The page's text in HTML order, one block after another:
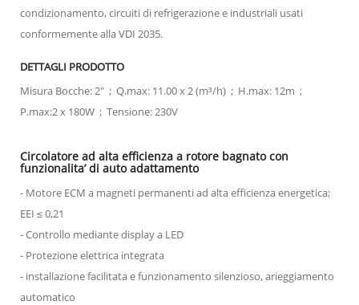
condizionamento, circuiti di refrigerazione e industriali usati
conformemente alla VDI 2035.
DETTAGLI PRODOTTO
Misura Bocche: 2" ; Q.max: 11.00 x 2 (m³/h) ; H.max: 12m ;
P.max:2 x 180W ; Tensione: 230V
Circolatore ad alta efficienza a rotore bagnato con
funzionalita’ di auto adattamento
- Motore ECM a magneti permanenti ad alta efficienza energetica;
EEI ≤ 0,21
- Controllo mediante display a LED
- Protezione elettrica integrata
- installazione facilitata e funzionamento silenzioso, arieggiamento
automatico